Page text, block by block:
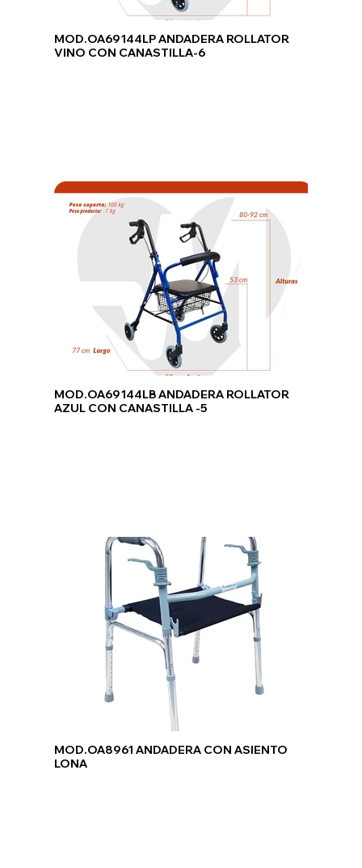
MOD.OA69144LP ANDADERA ROLLATOR
VINO CON CANASTILLA-6
MOD.OA69144LB ANDADERA ROLLATOR
AZUL CON CANASTILLA -5
MOD.OA8961 ANDADERA CON ASIENTO
LONA